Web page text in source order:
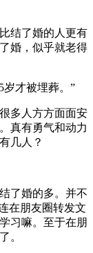
结了婚的人更有
婚，似乎就老得
岁才被埋葬。”
多人方方面面安
真有勇气和动力
几人？
了婚的多。并不
在朋友圈转发文
习嘛。至于在朋
。